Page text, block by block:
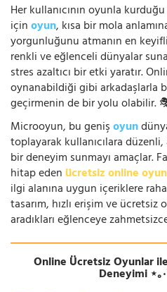
Her kullanıcının oyunla
içinoyun, kısa bir mola
yorgunluğunu atmanın en
renkli ve eğlenceli dünyalar
stres azaltıcı bir etki yaratır.
oynanabildiği gibi arkadaşlarla
geçirmenin de bir yolu olabilir.
Microoyun, bu genişoyun
toplayarak kullanıcılara
bir deneyim sunmayı amaçlar.
hitap eden ücretsiz online
ilgi alanına uygun içeriklere
tasarım, hızlı erişim ve ücretsiz
aradıkları eğlenceye
Online Ücretsiz Oyunlar
Deneyimi ⋆｡